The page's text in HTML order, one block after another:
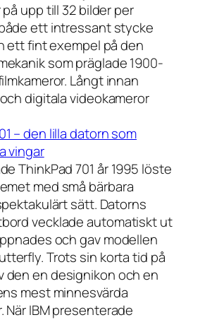
upp till 32 bilder per
ett intressant stycke
ett fint exempel på den
som präglade 1900-
Långt innan
digitala videokameror
– den lilla datorn som
vingar
ThinkPad 701 år 1995 löste
med små bärbara
sätt. Datorns
vecklade automatiskt ut
och gav modellen
Trots sin korta tid på
den en designikon och en
mest minnesvärda
När IBM presenterade